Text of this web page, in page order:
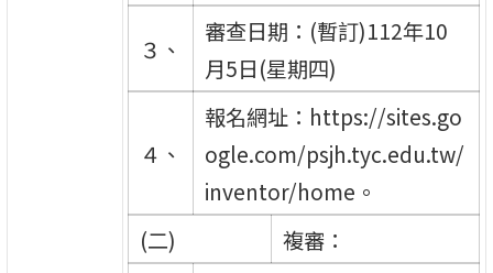
３、
審查日期：(暫訂)112年10
月5日(星期四)
４、
報名網址：https://sites.go
ogle.com/psjh.tyc.edu.tw/
inventor/home。
(二)
複審：